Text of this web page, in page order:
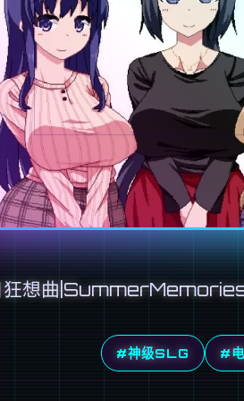
狂想曲|SummerMemories
#神级SLG #